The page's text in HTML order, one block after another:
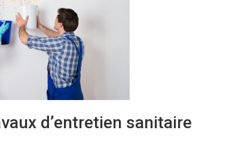
d’entretien sanitaire